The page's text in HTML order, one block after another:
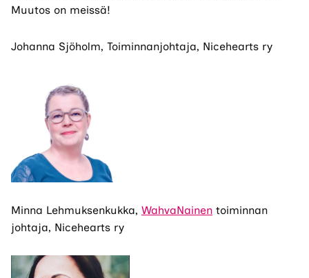
Muutos on meissä!
Johanna Sjöholm, Toiminnanjohtaja, Nicehearts ry
Minna Lehmuksenkukka, WahvaNainen toiminnan
johtaja, Nicehearts ry